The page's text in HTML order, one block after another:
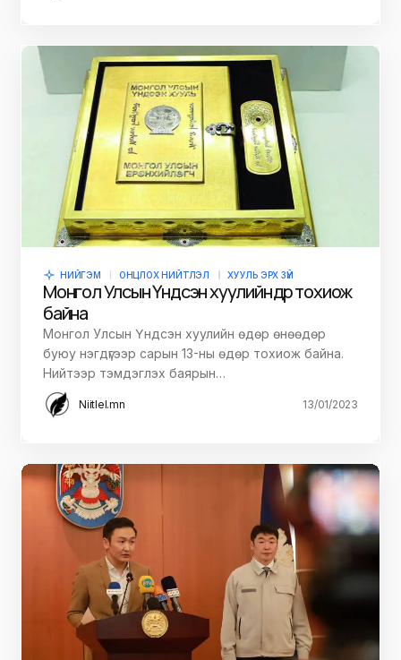
НИЙГЭМ ОНЦЛОХ НИЙТЛЭЛ ХУУЛЬ ЭРХ ЗҮЙ
Монгол Улсын Үндсэн хуулийн өдөр тохиож
байна
Монгол Улсын Үндсэн хуулийн өдөр өнөөдөр
буюу нэгдүгээр сарын 13-ны өдөр тохиож байна.
Нийтээр тэмдэглэх баярын…
Niitlel.mn 13/01/2023